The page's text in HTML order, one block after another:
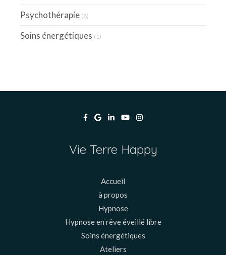
Psychothérapie (8)
Soins énergétiques (1)
Vie Terre Happy
Accueil
à propos
Hypnose
Hypnose en rêve éveillé libre
Soins énergétiques
Ateliers